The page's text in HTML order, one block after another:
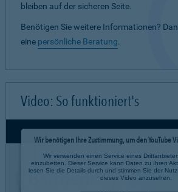
bleiben auf der sicheren Seite.
Benötigen Sie weitere Informationen?
eine persönliche Beratung.
Video: So funktioniert's
Wir benötigen Ihre Zustimmung, um den YouTube
Wir verwenden einen Service eines
einzubetten. Dieser Service kann Daten zu Ihren
lesen Sie die Details durch und stimmen Sie der
dieses Video anzusehen.